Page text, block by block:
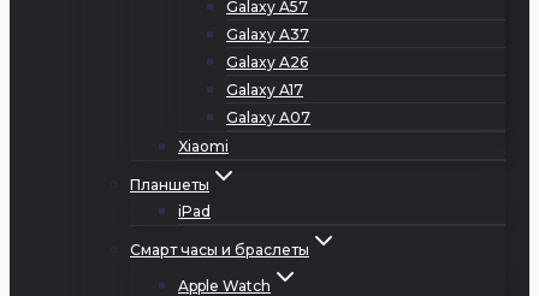
Galaxy A57
Galaxy A37
Galaxy A26
Galaxy A17
Galaxy A07
Xiaomi
Планшеты
iPad
Смарт часы и браслеты
Apple Watch